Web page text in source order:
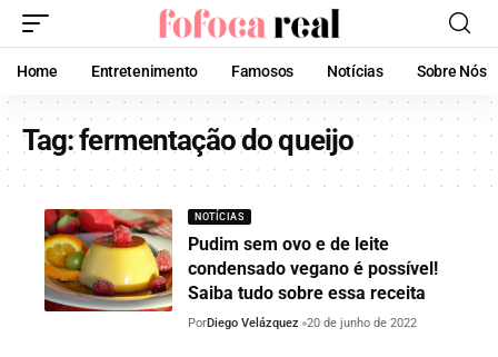
Home Entretenimento Famosos Notícias Sobre Nós
Tag:fermentação do queijo
NOTÍCIAS
Pudim sem ovo e de leite
condensado vegano é possível!
Saiba tudo sobre essa receita
PorDiego Velázquez 20 de junho de 2022